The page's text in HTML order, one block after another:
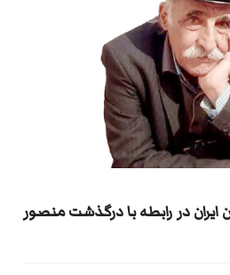
ایران در رابطه با درگذشت منصور